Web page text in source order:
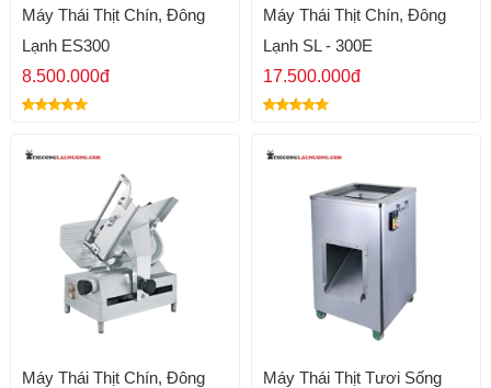
Máy Thái Thịt Chín, Đông
Lạnh ES300
8.500.000đ
Máy Thái Thịt Chín, Đông
Lạnh SL - 300E
17.500.000đ
Máy Thái Thịt Chín, Đông
Máy Thái Thịt Tươi Sống